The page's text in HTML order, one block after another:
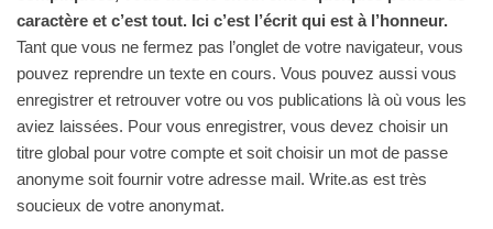
caractère et c’est tout. Ici c’est l’écrit qui est à l’honneur.
Tant que vous ne fermez pas l’onglet de votre navigateur, vous
pouvez reprendre un texte en cours. Vous pouvez aussi vous
enregistrer et retrouver votre ou vos publications là où vous les
aviez laissées. Pour vous enregistrer, vous devez choisir un
titre global pour votre compte et soit choisir un mot de passe
anonyme soit fournir votre adresse mail. Write.as est très
soucieux de votre anonymat.